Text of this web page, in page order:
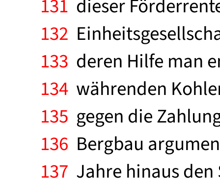
131 dieser
132
133 deren Hilfe man
134 währenden
135 gegen die
136 Bergbau
137 Jahre hinaus